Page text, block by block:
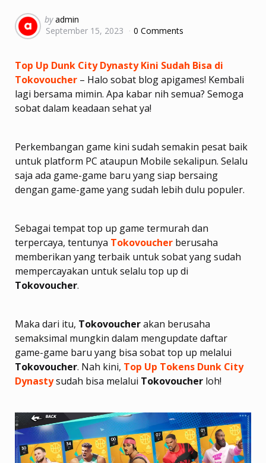
Posted
by
by admin
September 15, 2023
0 Comments
Top Up Dunk City Dynasty Kini Sudah Bisa di
Tokovoucher – Halo sobat blog apigames! Kembali
lagi bersama mimin. Apa kabar nih semua? Semoga
sobat dalam keadaan sehat ya!
Perkembangan game kini sudah semakin pesat baik
untuk platform PC ataupun Mobile sekalipun. Selalu
saja ada game-game baru yang siap bersaing
dengan game-game yang sudah lebih dulu populer.
Sebagai tempat top up game termurah dan
terpercaya, tentunya Tokovoucher berusaha
memberikan yang terbaik untuk sobat yang sudah
mempercayakan untuk selalu top up di
Tokovoucher.
Maka dari itu, Tokovoucherakan berusaha
semaksimal mungkin dalam mengupdate daftar
game-game baru yang bisa sobat top up melalui
Tokovoucher. Nah kini, Top Up Tokens Dunk City
Dynastysudah bisa melalui Tokovoucher loh!